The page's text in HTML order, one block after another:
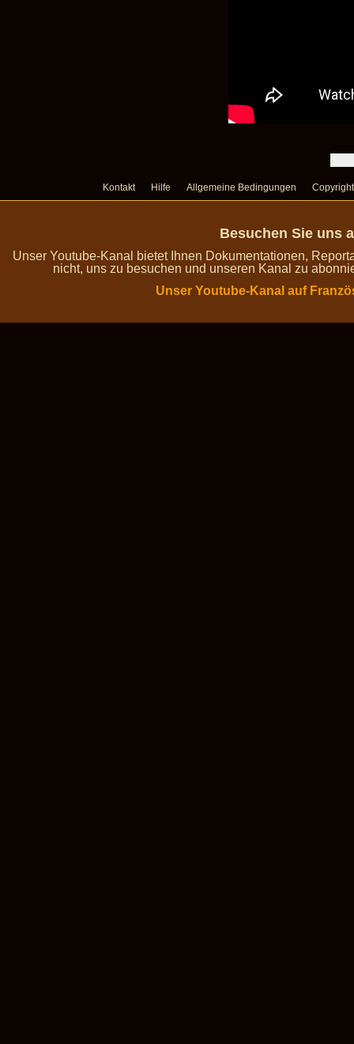
Kontakt Hilfe Allgemeine Bedingungen Copyright
Besuchen Sie uns
Unser Youtube-Kanal bietet Ihnen Dokumentationen,
nicht, uns zu besuchen und unseren Kanal zu
Unser Youtube-Kanal auf